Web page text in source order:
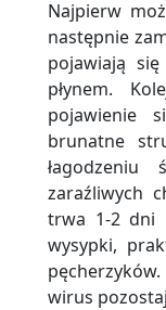
Najpierw
następnie
pojawiają się
płynem.
pojawienie
brunatne
zaraźliwych
trwa 1-2 dni
wysypki,
wirus